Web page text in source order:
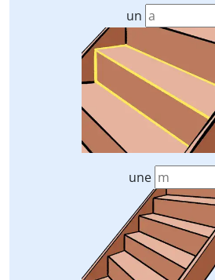
un
une